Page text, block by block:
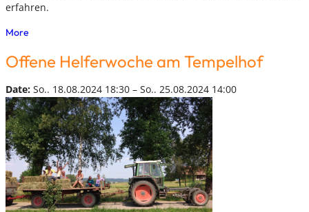
erfahren.
More
Offene Helferwoche am Tempelhof
Date: So.. 18.08.2024 18:30 – So.. 25.08.2024 14:00